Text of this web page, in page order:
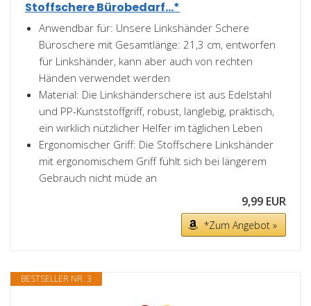
Stoffschere Bürobedarf...*
Anwendbar für: Unsere Linkshänder Schere
Büroschere mit Gesamtlänge: 21,3 cm, entworfen
für Linkshänder, kann aber auch von rechten
Händen verwendet werden
Material: Die Linkshänderschere ist aus Edelstahl
und PP-Kunststoffgriff, robust, langlebig, praktisch,
ein wirklich nützlicher Helfer im täglichen Leben
Ergonomischer Griff: Die Stoffschere Linkshänder
mit ergonomischem Griff fühlt sich bei längerem
Gebrauch nicht müde an
9,99 EUR
*Zum Angebot »
BESTSELLER NR. 3